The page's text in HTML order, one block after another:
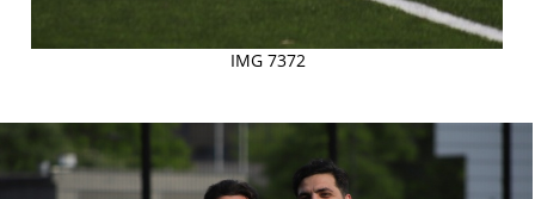
IMG 7372